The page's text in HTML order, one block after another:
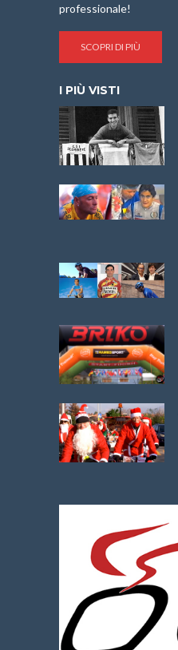
professionale!
SCOPRI DI PIÙ
I PIÙ VISTI